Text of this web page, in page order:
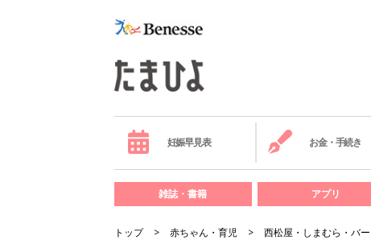
妊娠早見表 お金・手続き
雑誌・書籍 アプリ
トップ 赤ちゃん・育児 西松屋・しまむら・バ